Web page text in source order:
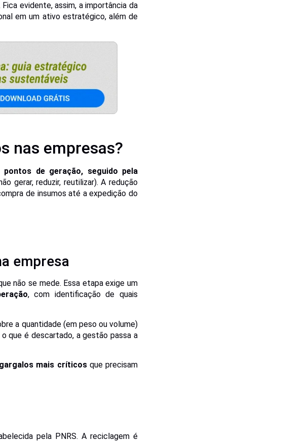
Fica evidente, assim, a importância da
em um ativo estratégico, além de
nas empresas?
de geração, seguido pela
gerar, reduzir, reutilizar). A redução
de insumos até a expedição do
empresa
não se mede. Essa etapa exige um
, com identificação de quais
a quantidade (em peso ou volume)
que é descartado, a gestão passa a
mais críticos que precisam
pela PNRS. A reciclagem é